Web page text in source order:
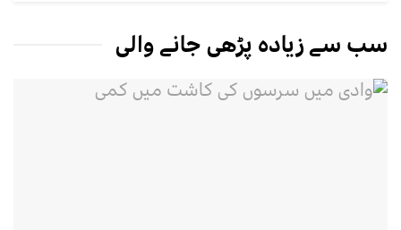
سب سے زیادہ پڑھی جانے والی